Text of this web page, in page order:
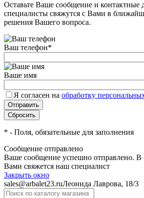
Оставьте Ваше сообщение и
специалисты свяжутся с Вами в
решения Вашего вопроса.
Ваш телефон*
Ваше имя
Я согласен на обработку
* - Поля, обязательные для заполнения
Сообщение отправлено
Ваше сообщение успешно отправлено. В
Вами свяжется наш специалист
Закрыть окно
sales@arbalet23.ruЛеонида Лаврова, 18/3